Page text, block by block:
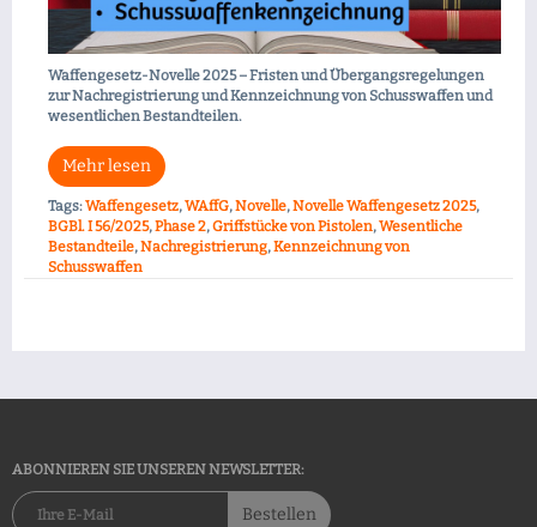
Waffengesetz-Novelle 2025 – Fristen und Übergangsregelungen
zur Nachregistrierung und Kennzeichnung von Schusswaffen und
wesentlichen Bestandteilen.
Mehr lesen
Tags:Waffengesetz,WAffG,Novelle,Novelle Waffengesetz 2025,
BGBl. I 56/2025,Phase 2,Griffstücke von Pistolen,Wesentliche
Bestandteile,Nachregistrierung,Kennzeichnung von
Schusswaffen
ABONNIEREN SIE UNSEREN NEWSLETTER:
Bestellen